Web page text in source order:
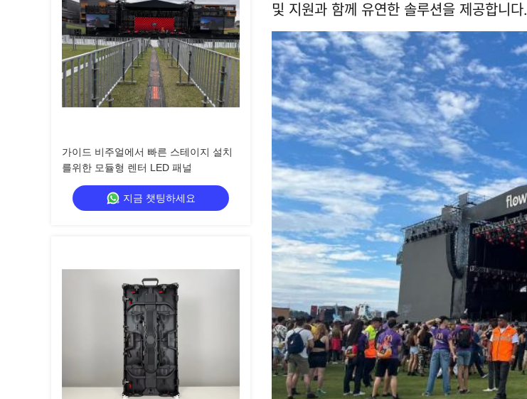
가이드 비주얼에서 빠른 스테이지 설치
를위한 모듈형 렌터 LED 패널
지금 챗팅하세요
및 지원과 함께 유연한 솔루션을 제공합니다.